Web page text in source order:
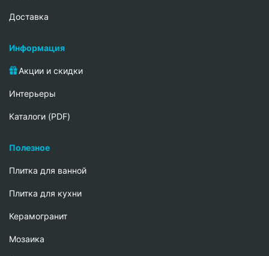
Доставка
Информация
Акции и скидки
Интерьеры
Каталоги (PDF)
Полезное
Плитка для ванной
Плитка для кухни
Керамогранит
Мозаика